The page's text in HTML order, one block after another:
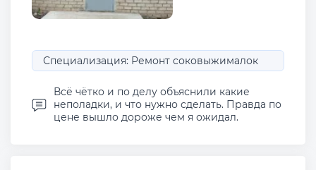
Специализация: Ремонт соковыжималок
Всё чётко и по делу объяснили какие
неполадки, и что нужно сделать. Правда по
цене вышло дороже чем я ожидал.